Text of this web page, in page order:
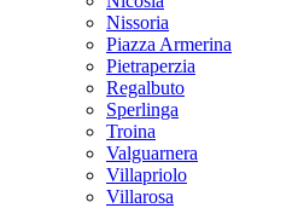
Nissoria
Piazza Armerina
Pietraperzia
Regalbuto
Sperlinga
Troina
Valguarnera
Villapriolo
Villarosa